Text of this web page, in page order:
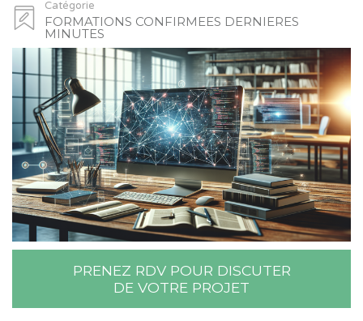
Rechercher une formation
Catégorie
FORMATIONS CONFIRMEES DERNIERES
MINUTES
PRENEZ RDV POUR DISCUTER
DE VOTRE PROJET